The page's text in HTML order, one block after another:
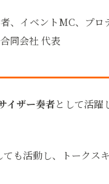
、イベントMC、プロ
同会社 代表
イザー奏者として活躍
も活動し、トークス